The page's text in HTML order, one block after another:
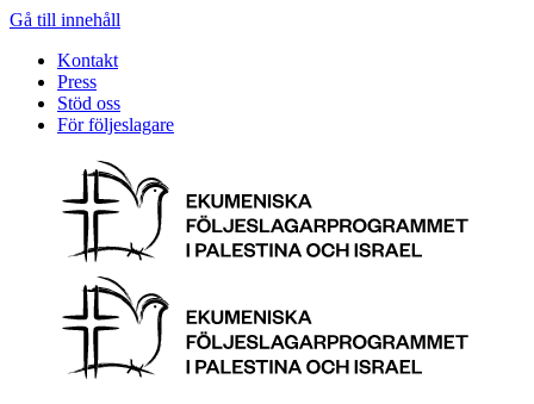
Gå till innehåll
Kontakt
Press
Stöd oss
För följeslagare